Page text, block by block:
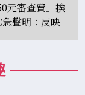
元審查費」挨
聲明：反映